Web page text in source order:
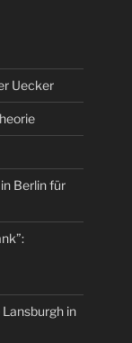
Uecker
Berlin für
in